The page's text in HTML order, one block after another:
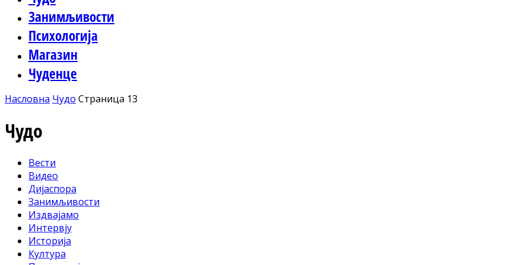
Занимљивости
Психологија
Магазин
Чуденце
Насловна Чудо Страница 13
Чудо
Вести
Видео
Дијаспора
Занимљивости
Издвајамо
Интервју
Историја
Култура